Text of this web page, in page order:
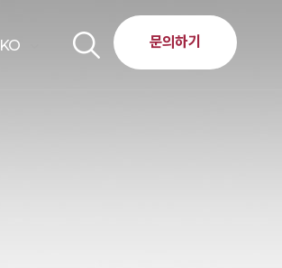
KO 문의하기